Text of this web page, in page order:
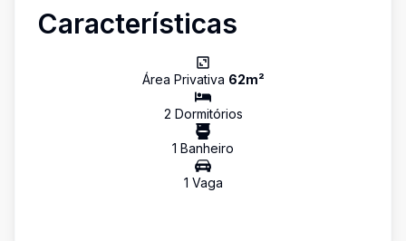
Características
Área Privativa 62m²
2 Dormitórios
1 Banheiro
1 Vaga